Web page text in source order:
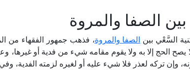
الصفا والمروة
السَّعْي بين الصفا والمروة، فذهب جمهور الفقهاء من
يصح الحج إلا به ولا يقوم مقامه شيء من فدية أو غيرها،
وإن تركه لعذر فلا شيء عليه أو لغيره لزمته الفدية،